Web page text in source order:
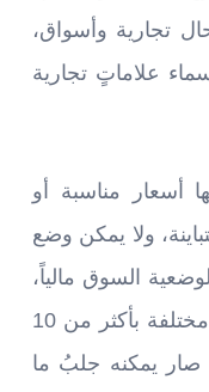
تجارية وأسواق،
علاماتٍ تجارية
أسعار مناسبة أو
ولا يمكن وضع
السوق مالياً،
فسعلة ما يمكن أن تجدها بأسعار مختلفة بأكثر من 10
صار يمكنه جلبُ ما